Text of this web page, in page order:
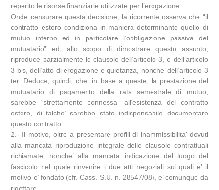
reperito le risorse finanziarie utilizzate per l’erogazione.
Onde censurare questa decisione, la ricorrente osserva che “il
contratto estero condiziona in maniera determinante quello di
mutuo interno ed in particolare l’obbligazione passiva del
mutuatario” ed, allo scopo di dimostrare questo assunto,
riproduce parzialmente le clausole dell’articolo 3, e dell’articolo
3 bis, dell’atto di erogazione e quietanza, nonche’ dell’articolo 3
ter. Deduce, quindi, che, in base a queste, la prestazione del
mutuatario di pagamento della rata semestrale di mutuo,
sarebbe “strettamente connessa” all’esistenza del contratto
estero, di talche’ sarebbe stato indispensabile documentare
questo contratto.
2.- Il motivo, oltre a presentare profili di inammissibilita’ dovuti
alla mancata riproduzione integrale delle clausole contrattuali
richiamate, nonche’ alla mancata indicazione del luogo del
fascicolo nel quale rinvenire i due atti negoziali sui quali e’ il
motivo e’ fondato (cfr. Cass. S.U. n. 28547/08), e’ comunque da
rigettare.